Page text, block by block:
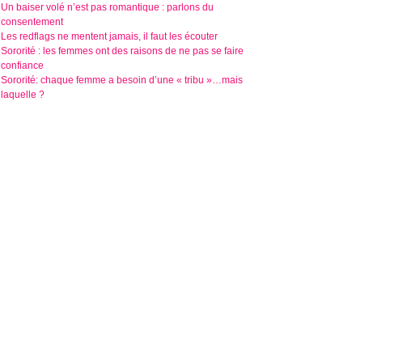
Un baiser volé n’est pas romantique : parlons du
consentement
Les redflags ne mentent jamais, il faut les écouter
Sororité : les femmes ont des raisons de ne pas se faire
confiance
Sororité: chaque femme a besoin d’une « tribu »…mais
laquelle ?